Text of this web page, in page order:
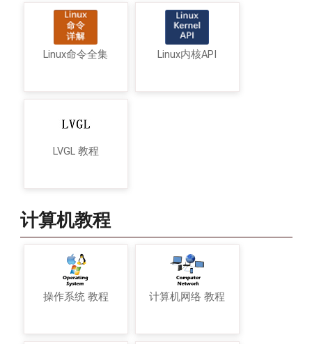
Linux命令全集 Linux内核API
LVGL 教程
计算机教程
操作系统 教程 计算机网络 教程